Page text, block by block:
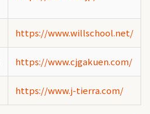
https://www.willschool.net/
https://www.cjgakuen.com/
https://www.j-tierra.com/